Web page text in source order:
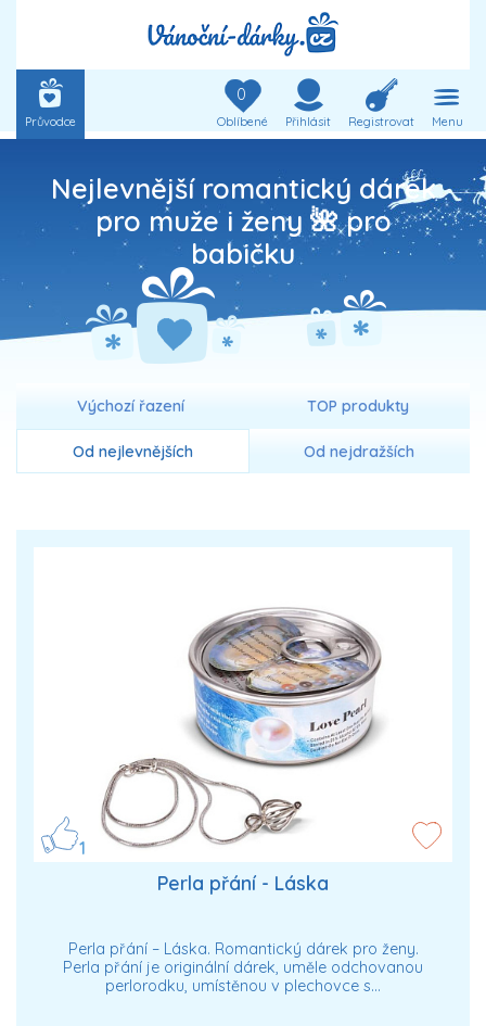
Průvodce
0
Oblíbené Přihlásit Registrovat Menu
Nejlevnější romantický dárek
pro muže i ženy 🌺 pro
babičku
Výchozí řazení TOP produkty
Od nejlevnějších Od nejdražších
1
Perla přání - Láska
Perla přání – Láska. Romantický dárek pro ženy.
Perla přání je originální dárek, uměle odchovanou
perlorodku, umístěnou v plechovce s…